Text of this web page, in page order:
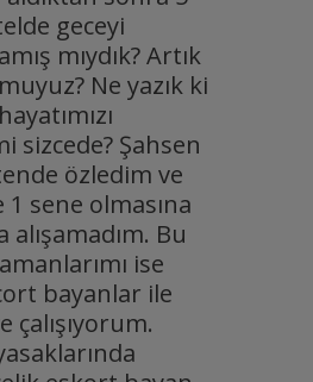
geceyi
mıydık? Artık
Ne yazık ki
sizcede? Şahsen
özledim ve
sene olmasına
Bu
ise
bayanlar ile
çalışıyorum.